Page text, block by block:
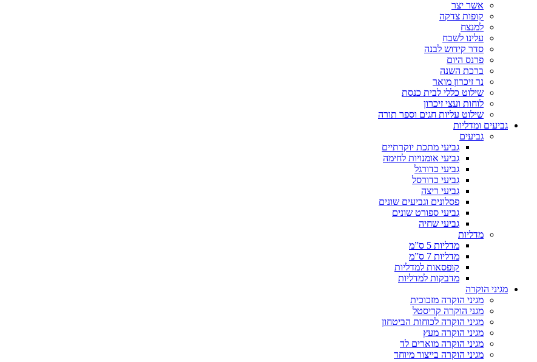
אשר יצר
קופות צדקה
למנצח
עלינו לשבח
סדר קידוש לבנה
פרנס היום
ברכת השנה
נר זיכרון מואר
שילוט כללי לבית כנסת
לוחות ועצי זיכרון
שילוט עליות חגים וספר תורה
גביעים ומדליות
גביעים
גביעי מתכת יוקרתיים
גביעי אומנויות לחימה
גביעי כדורגל
גביעי כדורסל
גביעי ריצה
פסלונים וגביעים שונים
גביעי ספורט שונים
גביעי שחיה
מדליות
מדליות 5 ס”מ
מדליות 7 ס”מ
קופסאות למדליות
מדבקות למדליות
מגיני הוקרה
מגיני הוקרה מזכוכית
מגני הוקרה קריסטל
מגיני הוקרה לכוחות הביטחון
מגיני הוקרה מעץ
מגיני הוקרה מוארים לד
מגיני הוקרה בייצור מיוחד